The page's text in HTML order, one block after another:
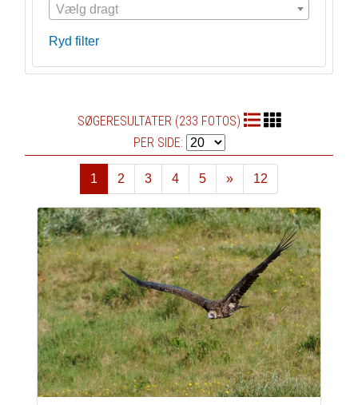
Vælg dragt
Ryd filter
SØGERESULTATER (233 FOTOS)
PER SIDE:
1 2 3 4 5
»
Næste
12